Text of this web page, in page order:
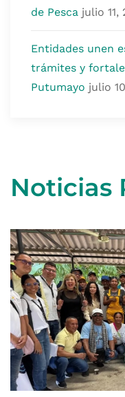
de Pesca julio 11,
Entidades unen
trámites y
Putumayo julio
Noticias